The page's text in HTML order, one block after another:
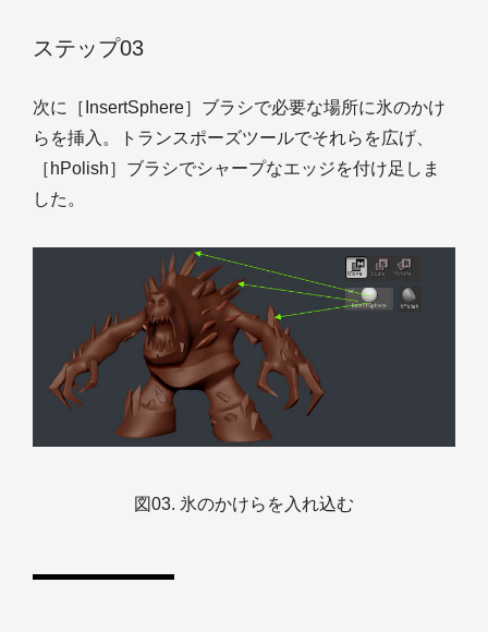
ステップ03
次に［InsertSphere］ブラシで必要な場所に氷のかけ
らを挿入。トランスポーズツールでそれらを広げ、
［hPolish］ブラシでシャープなエッジを付け足しま
した。
図03. 氷のかけらを入れ込む